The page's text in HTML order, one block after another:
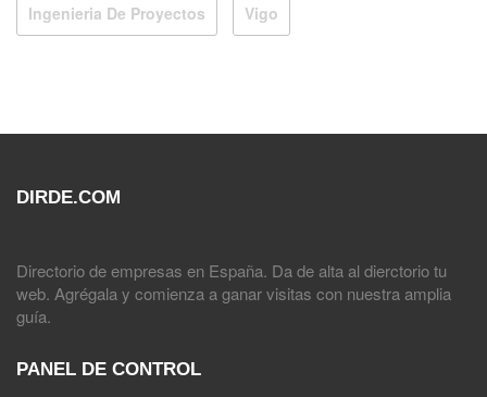
Ingenieria De Proyectos Vigo
DIRDE.COM
Directorio de empresas en España. Da de alta al dierctorio tu
web. Agrégala y comienza a ganar visitas con nuestra amplia
guía.
PANEL DE CONTROL